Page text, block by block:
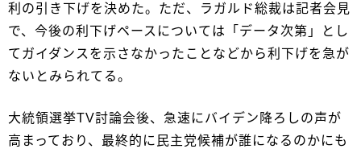
利の引き下げを決めた。ただ、ラガルド総裁は記者会見
で、今後の利下げペースについては「データ次第」とし
てガイダンスを示さなかったことなどから利下げを急が
ないとみられてる。
大統領選挙TV討論会後、急速にバイデン降ろしの声が
高まっており、最終的に民主党候補が誰になるのかにも